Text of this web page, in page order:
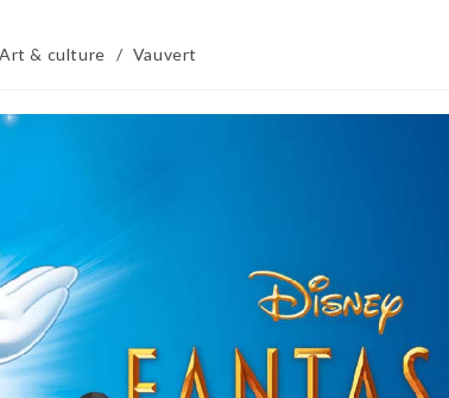
Art & culture / Vauvert